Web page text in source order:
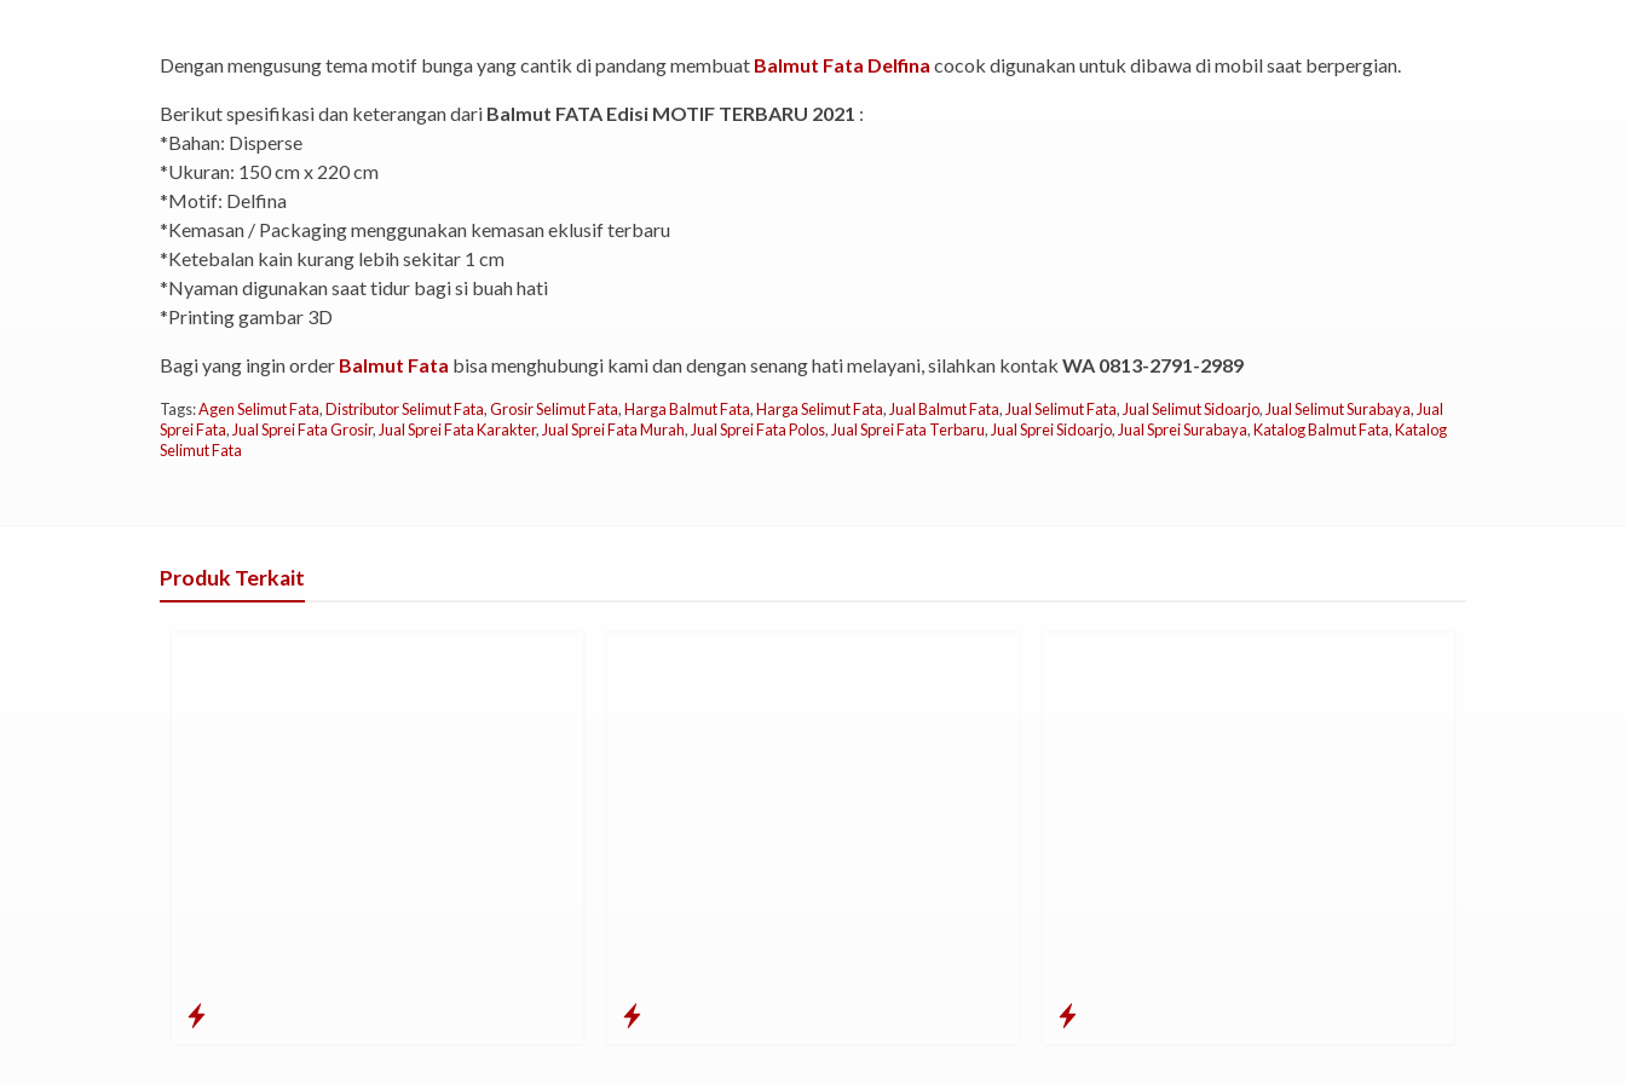
Dengan mengusung tema motif bunga yang cantik di pandang membuat Balmut Fata Delfina cocok digunakan untuk dibawa di mobil saat berpergian.
Berikut spesifikasi dan keterangan dari Balmut FATA Edisi MOTIF TERBARU 2021 :
*Bahan: Disperse
*Ukuran: 150 cm x 220 cm
*Motif: Delfina
*Kemasan / Packaging menggunakan kemasan eklusif terbaru
*Ketebalan kain kurang lebih sekitar 1 cm
*Nyaman digunakan saat tidur bagi si buah hati
*Printing gambar 3D
Bagi yang ingin order Balmut Fata bisa menghubungi kami dan dengan senang hati melayani, silahkan kontak WA 0813-2791-2989
Tags:Agen Selimut Fata,Distributor Selimut Fata,Grosir Selimut Fata,Harga Balmut Fata,Harga Selimut Fata, Jual Balmut Fata, Jual Selimut Fata, Jual Selimut Sidoarjo, Jual Selimut Surabaya, Jual
Sprei Fata, Jual Sprei Fata Grosir, Jual Sprei Fata Karakter, Jual Sprei Fata Murah, Jual Sprei Fata Polos, Jual Sprei Fata Terbaru, Jual Sprei Sidoarjo, Jual Sprei Surabaya,Katalog Balmut Fata,Katalog
Selimut Fata
Produk Terkait